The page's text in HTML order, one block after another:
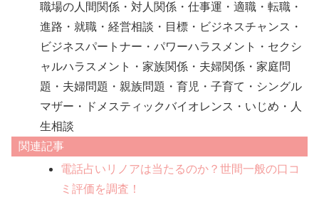
職場の人間関係・対人関係・仕事運・適職・転職・
進路・就職・経営相談・目標・ビジネスチャンス・
ビジネスパートナー・パワーハラスメント・セクシ
ャルハラスメント・家族関係・夫婦関係・家庭問
題・夫婦問題・親族問題・育児・子育て・シングル
マザー・ドメスティックバイオレンス・いじめ・人
生相談
関連記事
電話占いリノアは当たるのか？世間一般の口コ
ミ評価を調査！